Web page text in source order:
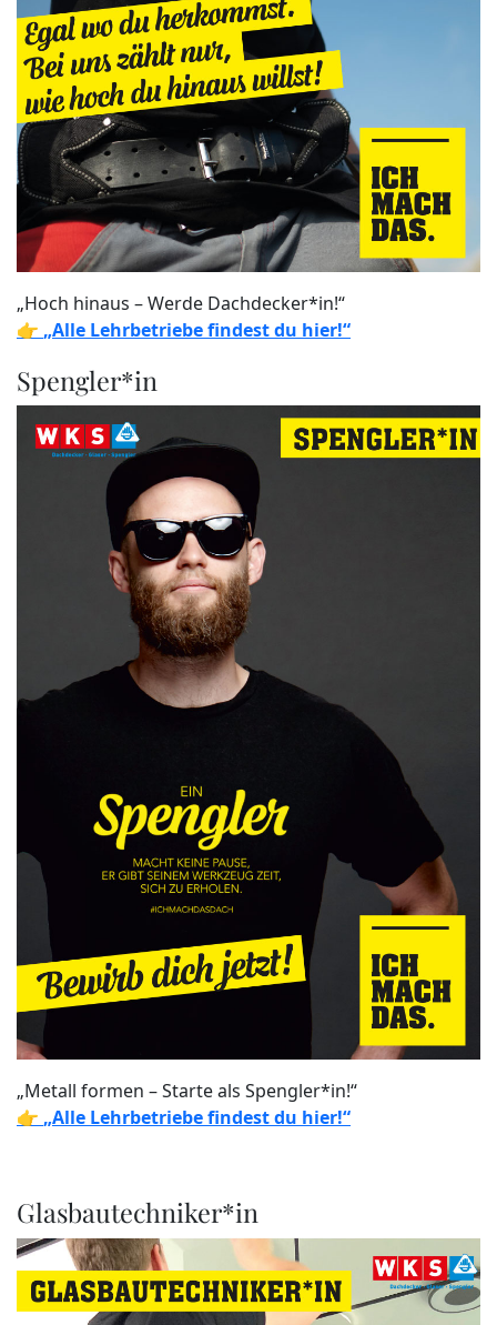
„Hoch hinaus – Werde Dachdecker*in!“
👉 „Alle Lehrbetriebe findest du hier!“
Spengler*in
„Metall formen – Starte als Spengler*in!“
👉 „Alle Lehrbetriebe findest du hier!“
Glasbautechniker*in